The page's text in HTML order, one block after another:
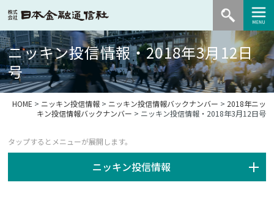
ニッキン投信情報・2018年3月12日
号
HOME > ニッキン投信情報> ニッキン投信情報バックナンバー > 2018年ニッ
キン投信情報バックナンバー > ニッキン投信情報・2018年3月12日号
ニッキン投信情報